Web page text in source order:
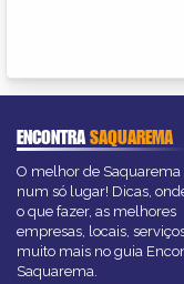
ENCONTRASAQUAREMA
O melhor de Saquarema
num só lugar! Dicas,
o que fazer, as melhores
empresas, locais,
muito mais no guia
Saquarema.